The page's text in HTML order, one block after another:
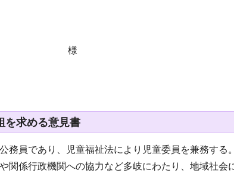
様
を求める意見書
務員であり、児童福祉法により児童委員を兼務する
関係行政機関への協力など多岐にわたり、地域社会